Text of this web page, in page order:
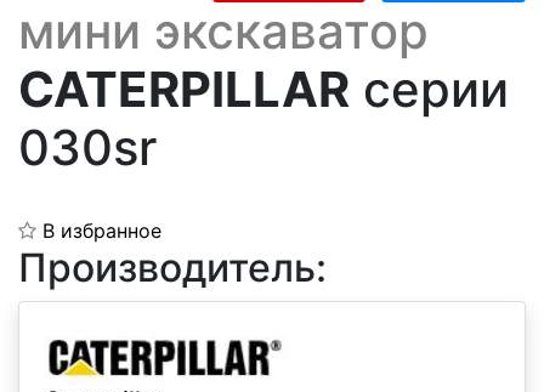
мини экскаватор
CATERPILLAR серии
030sr
В избранное
Производитель: